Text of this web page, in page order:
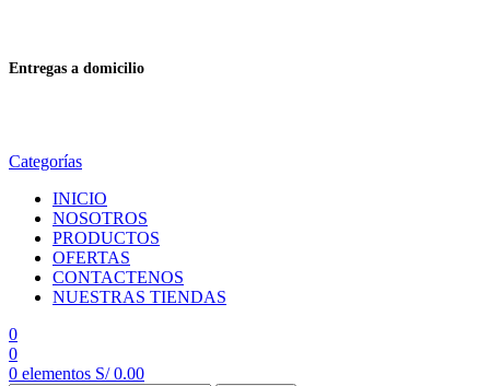
Entregas a domicilio
Categorías
INICIO
NOSOTROS
PRODUCTOS
OFERTAS
CONTACTENOS
NUESTRAS TIENDAS
0
0
0 elementos S/0.00